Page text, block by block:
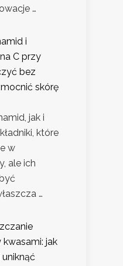
…
i
C przy
bez
skórę
jak i
które
w
ale ich
…
jak